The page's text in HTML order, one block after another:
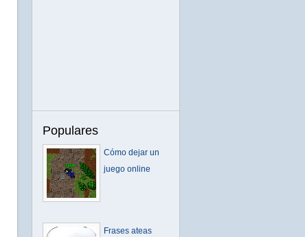
Populares
Cómo dejar un
juego online
Frases ateas